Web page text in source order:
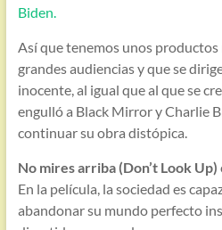
Biden.
Así que tenemos unos
grandes audiencias y que se
inocente, al igual que al que se
engulló a Black Mirror y Charlie
continuar su obra distópica.
No mires arriba (Don’t Look Up)
En la película, la sociedad es
abandonar su mundo perfecto